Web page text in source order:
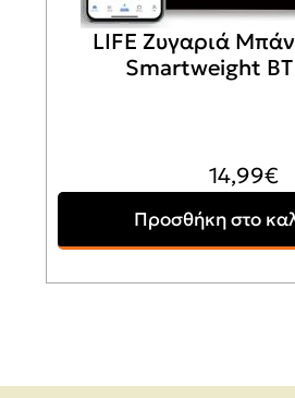
LIFE Ζυγαριά
Smartweight
14,99€
Προσθήκη στο